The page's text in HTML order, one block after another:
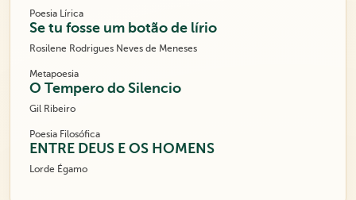
Poesia Lírica
Se tu fosse um botão de lírio
Rosilene Rodrigues Neves de Meneses
Metapoesia
O Tempero do Silencio
Gil Ribeiro
Poesia Filosófica
ENTRE DEUS E OS HOMENS
Lorde Égamo